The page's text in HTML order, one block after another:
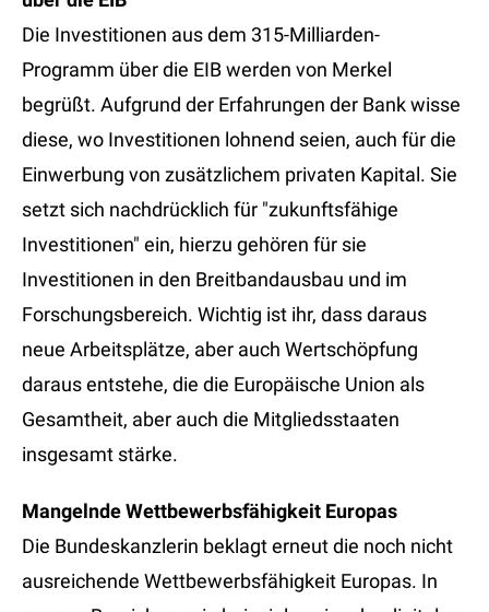
Die Investitionen aus dem 315-Milliarden-
Programm über die EIB werden von Merkel
begrüßt. Aufgrund der Erfahrungen der Bank wisse
diese, wo Investitionen lohnend seien, auch für die
Einwerbung von zusätzlichem privaten Kapital. Sie
setzt sich nachdrücklich für "zukunftsfähige
Investitionen" ein, hierzu gehören für sie
Investitionen in den Breitbandausbau und im
Forschungsbereich. Wichtig ist ihr, dass daraus
neue Arbeitsplätze, aber auch Wertschöpfung
daraus entstehe, die die Europäische Union als
Gesamtheit, aber auch die Mitgliedsstaaten
insgesamt stärke.
Mangelnde Wettbewerbsfähigkeit Europas
Die Bundeskanzlerin beklagt erneut die noch nicht
ausreichende Wettbewerbsfähigkeit Europas. In